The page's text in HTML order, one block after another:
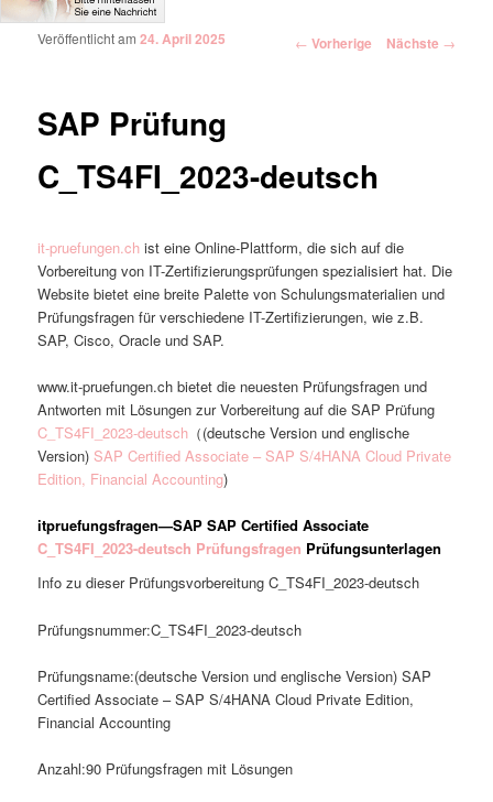
Artikelnavigation
← Vorherige Nächste →
SAP Prüfung
C_TS4FI_2023-deutsch
Veröffentlicht am24. April 2025
it-pruefungen.ch ist eine Online-Plattform, die sich auf die
Vorbereitung von IT-Zertifizierungsprüfungen spezialisiert hat. Die
Website bietet eine breite Palette von Schulungsmaterialien und
Prüfungsfragen für verschiedene IT-Zertifizierungen, wie z.B.
SAP, Cisco, Oracle und SAP.
www.it-pruefungen.ch bietet die neuesten Prüfungsfragen und
Antworten mit Lösungen zur Vorbereitung auf die SAP Prüfung
C_TS4FI_2023-deutsch （(deutsche Version und englische
Version) SAP Certified Associate – SAP S/4HANA Cloud Private
Edition, Financial Accounting)
itpruefungsfragen—SAP SAP Certified Associate
C_TS4FI_2023-deutsch Prüfungsfragen Prüfungsunterlagen
Info zu dieser Prüfungsvorbereitung C_TS4FI_2023-deutsch
Prüfungsnummer:C_TS4FI_2023-deutsch
Prüfungsname:(deutsche Version und englische Version) SAP
Certified Associate – SAP S/4HANA Cloud Private Edition,
Financial Accounting
Anzahl:90 Prüfungsfragen mit Lösungen